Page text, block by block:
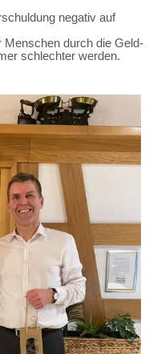
negativ auf
durch die Geld-
schlechter werden.